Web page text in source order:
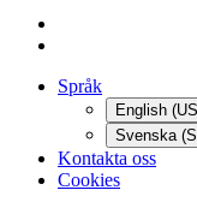
Språk
English
Svenska
Kontakta oss
Cookies